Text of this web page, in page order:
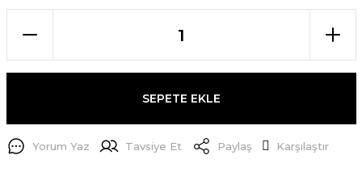
SEPETE EKLE
Yorum Yaz Tavsiye Et Paylaş Karşılaştır